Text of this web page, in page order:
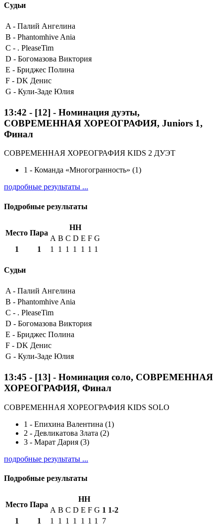
Судьи
A - Палий Ангелина
B - Phantomhive Ania
C - . PleaseTim
D - Богомазова Виктория
E - Бриджес Полина
F - DK Денис
G - Кули-Заде Юлия
13:42 - [12] - Номинация дуэты,
СОВРЕМЕННАЯ ХОРЕОГРАФИЯ, Juniors 1,
Финал
СОВРЕМЕННАЯ ХОРЕОГРАФИЯ KIDS 2 ДУЭТ
1 - Команда «Многогранность» (1)
подробные результаты ...
Подробные результаты
Место Пара
HH
A B C D E F G
1
1 1 1 1 1 1 1 1
Судьи
A - Палий Ангелина
B - Phantomhive Ania
C - . PleaseTim
D - Богомазова Виктория
E - Бриджес Полина
F - DK Денис
G - Кули-Заде Юлия
13:45 - [13] - Номинация соло, СОВРЕМЕННАЯ
ХОРЕОГРАФИЯ, Финал
СОВРЕМЕННАЯ ХОРЕОГРАФИЯ KIDS SOLO
1 - Епихина Валентина (1)
2 - Девликатова Злата (2)
3 - Марат Дария (3)
подробные результаты ...
Подробные результаты
Место Пара
HH
A B C D E F G 1 1-2
1
1 1 1 1 1 1 1 1
7